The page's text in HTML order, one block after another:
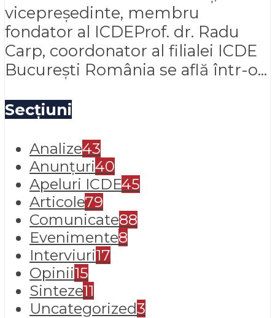
vicepreședinte, membru
fondator al ICDEProf. dr. Radu
Carp, coordonator al filialei ICDE
București România se află într-o...
Secțiuni
Analize43
Anunțuri40
Apeluri ICDE45
Articole79
Comunicate88
Evenimente8
Interviuri17
Opinii15
Sinteze11
Uncategorized3